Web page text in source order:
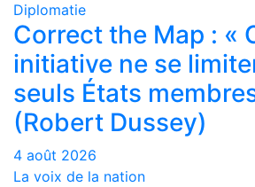
Diplomatie
Correct the Map : «
initiative ne se
seuls États
(Robert Dussey)
4 août 2026
La voix de la nation